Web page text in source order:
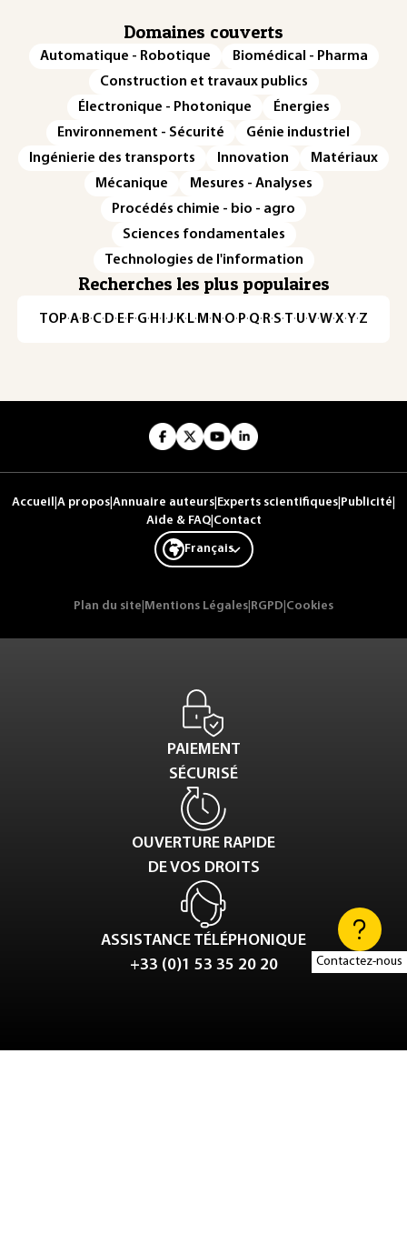
Contactez-nous
Domaines couverts
Automatique - Robotique
Biomédical - Pharma
Construction et travaux publics
Électronique - Photonique
Énergies
Environnement - Sécurité
Génie industriel
Ingénierie des transports
Innovation
Matériaux
Mécanique
Mesures - Analyses
Procédés chimie - bio - agro
Sciences fondamentales
Technologies de l'information
Recherches les plus populaires
TOP·A·B·C· D· E· F·G· H · ·J· K· L· M · N ·O· P·Q· R·S·T·U·V·W·X·Y·Z
Accueil A propos Annuaire auteurs Experts scientifiques Publicité
Aide & FAQ| Contact
Français
Plan du site Mentions Légales RGPD Cookies
PAIEMENT
SÉCURISÉ
OUVERTURE RAPIDE
DE VOS DROITS
ASSISTANCE TÉLÉPHONIQUE
+33 (0)1 53 35 20 20